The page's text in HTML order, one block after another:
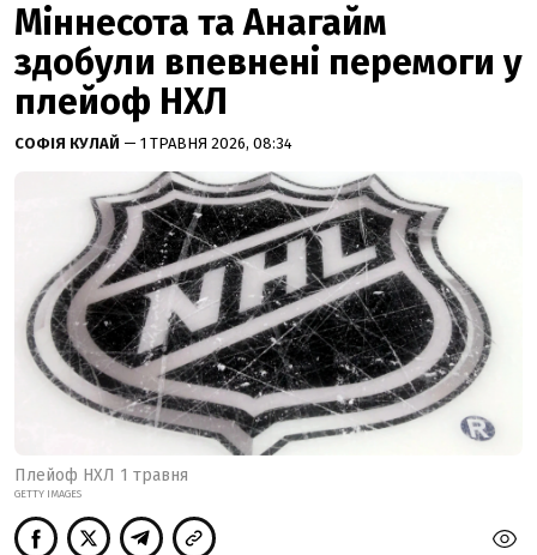
Міннесота та Анагайм
здобули впевнені перемоги у
плейоф НХЛ
СОФІЯ КУЛАЙ — 1 ТРАВНЯ 2026, 08:34
Плейоф НХЛ 1 травня
GETTY IMAGES